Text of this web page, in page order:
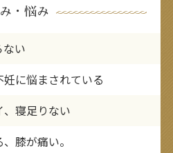
・悩み
い
に悩まされている
寝足りない
膝が痛い。